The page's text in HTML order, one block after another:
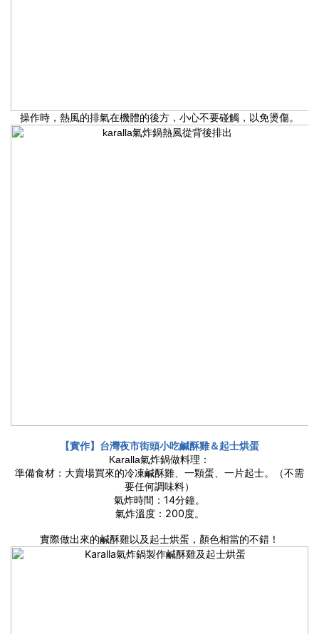
操作時，熱風的排氣在機體的後方，小心不要碰觸，以免燙傷。
【實作】台灣夜市街頭小吃鹹酥雞＆起士烘蛋
Karalla氣炸鍋做料理：
準備食材：大賣場買來的冷凍鹹酥雞、一顆蛋、一片起士。（不需
要任何調味料）
氣炸時間：14分鐘。
氣炸溫度：200度。
實際做出來的鹹酥雞以及起士烘蛋，顏色相當的不錯！